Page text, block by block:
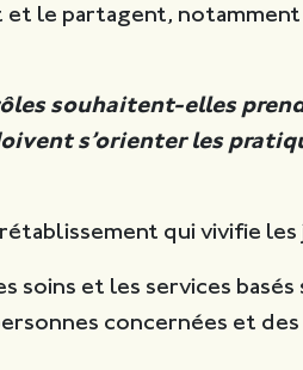
le partagent, notamment
souhaitent-elles
s’orienter les
qui vivifie les
soins et les services basés
concernées et